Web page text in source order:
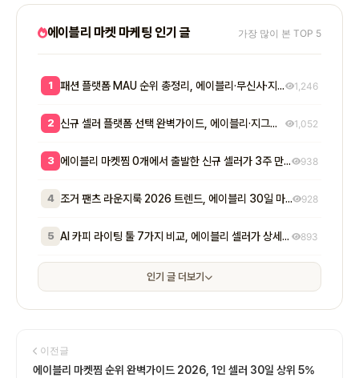
에이블리 마켓 마케팅 인기 글 가장 많이 본 TOP 5
1 패션 플랫폼 MAU 순위 총정리, 에이블리·무신사·지그재그 셀러 입점 전략 8단계 1,246
2 신규 셀러 플랫폼 선택 완벽가이드, 에이블리·지그재그·무신사 매출 비교와 7단계 공식 1,052
3 에이블리 마켓찜 0개에서 출발한 신규 셀러가 3주 만에 200개 넘긴 방법 - 초기 마켓찜이 매출에 실제로 미치는 영향 938
4 조거 팬츠 라운지룩 2026 트렌드, 에이블리 30일 마켓찜 1,400개 만든 7단계 928
5 AI 카피 라이팅 툴 7가지 비교, 에이블리 셀러가 상세페이지 전환율 2배 만든 실전 공식 893
인기 글 더보기
이전글
에이블리 마켓찜 순위 완벽가이드 2026, 1인 셀러 30일 상위 5%